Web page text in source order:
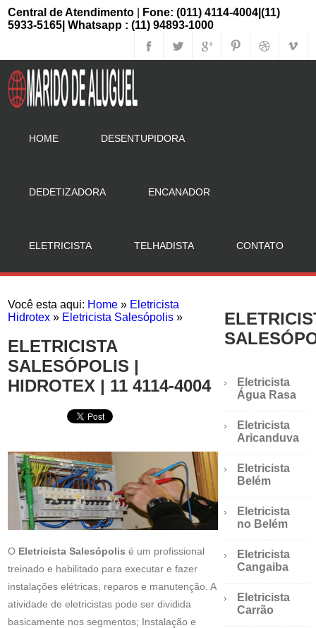
Central de Atendimento
Fone: (011) 4114-4004|(11)
5933-5165| Whatsapp : (11) 94893-1000
HOME DESENTUPIDORA
DEDETIZADORA ENCANADOR
ELETRICISTA TELHADISTA CONTATO
Você esta aqui: Home » Eletricista
Hidrotex » Eletricista Salesópolis »
ELETRICISTA
SALESÓPOLIS |
HIDROTEX | 11 4114-4004
O Eletricista Salesópolis é um profissional
treinado e habilitado para executar e fazer
instalações elétricas, reparos e manutenção. A
atividade de eletricistas pode ser dividida
basicamente nos segmentos; Instalação e
Eletricista
Água Rasa
Eletricista
Aricanduva
Eletricista
Belém
Eletricista
no Belém
Eletricista
Cangaiba
Eletricista
Carrão